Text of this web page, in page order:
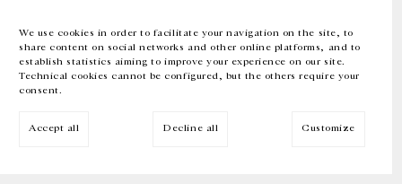
We use cookies in order to facilitate your navigation on the site, to
share content on social networks and other online platforms, and to
establish statistics aiming to improve your experience on our site.
Technical cookies cannot be configured, but the others require your
consent.
Accept all Decline all Customize
EN FR 中文 Facebook Instagram
Inscrivez-vous à notre newsletter